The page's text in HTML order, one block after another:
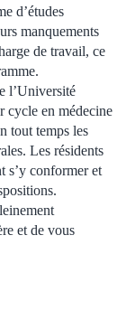
d’études
manquements
de travail, ce
l’Université
cycle en médecine
tout temps les
Les résidents
s’y conformer et
et de vous